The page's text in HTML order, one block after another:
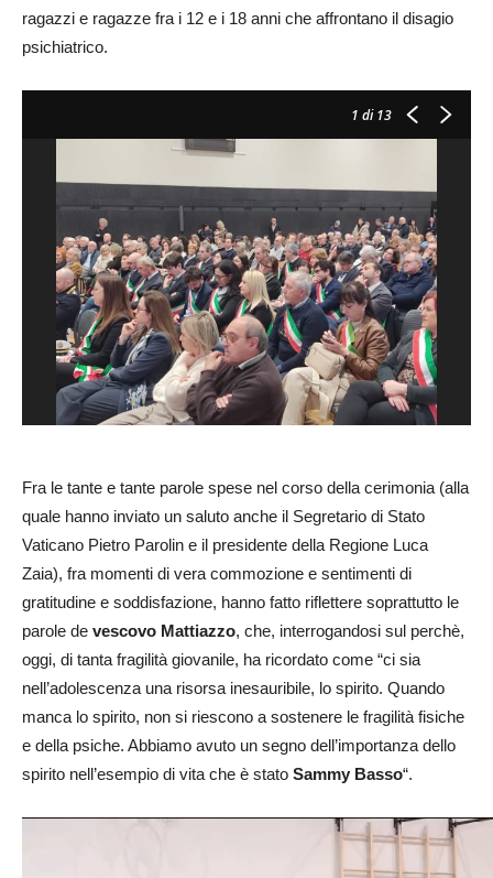
ragazzi e ragazze fra i 12 e i 18 anni che affrontano il disagio
psichiatrico.
1 di 13
Fra le tante e tante parole spese nel corso della cerimonia (alla
quale hanno inviato un saluto anche il Segretario di Stato
Vaticano Pietro Parolin e il presidente della Regione Luca
Zaia), fra momenti di vera commozione e sentimenti di
gratitudine e soddisfazione, hanno fatto riflettere soprattutto le
parole de vescovo Mattiazzo, che, interrogandosi sul perchè,
oggi, di tanta fragilità giovanile, ha ricordato come “ci sia
nell’adolescenza una risorsa inesauribile, lo spirito. Quando
manca lo spirito, non si riescono a sostenere le fragilità fisiche
e della psiche. Abbiamo avuto un segno dell’importanza dello
spirito nell’esempio di vita che è stato Sammy Basso“.